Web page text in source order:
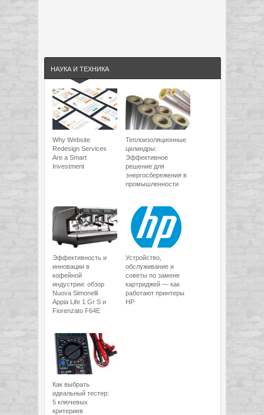
НАУКА И ТЕХНИКА
Why Website
Redesign Services
Are a Smart
Investment
Теплоизоляционные
цилиндры:
Эффективное
решение для
энергосбережения в
промышленности
Эффективность и
инновации в
кофейной
индустрии: обзор
Nuova Simonelli
Appia Life 1 Gr S и
Fiorenzato F64E
Устройство,
обслуживание и
советы по замене
картриджей — как
работают принтеры
HP
Как выбрать
идеальный тестер:
5 ключевых
критериев